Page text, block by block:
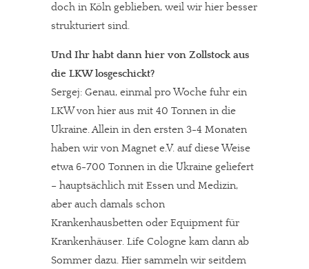
doch in Köln geblieben, weil wir hier besser
strukturiert sind.
Und Ihr habt dann hier von Zollstock aus
die LKW losgeschickt?
Sergej: Genau, einmal pro Woche fuhr ein
LKW von hier aus mit 40 Tonnen in die
Ukraine. Allein in den ersten 3-4 Monaten
haben wir von Magnet e.V. auf diese Weise
etwa 6-700 Tonnen in die Ukraine geliefert
– hauptsächlich mit Essen und Medizin,
aber auch damals schon
Krankenhausbetten oder Equipment für
Krankenhäuser. Life Cologne kam dann ab
Sommer dazu. Hier sammeln wir seitdem